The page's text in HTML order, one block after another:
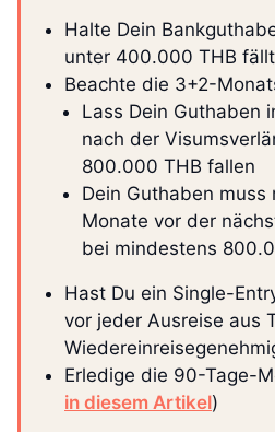
Halte Dein
unter 400.000 THB fällt
Beachte die 3+2-
Lass Dein Guthaben
nach der
800.000 THB fallen
Dein Guthaben
Monate vor der
bei mindestens
Hast Du ein Single-
vor jeder Ausreise aus
Erledige die 90-Tage-
in diesem Artikel)